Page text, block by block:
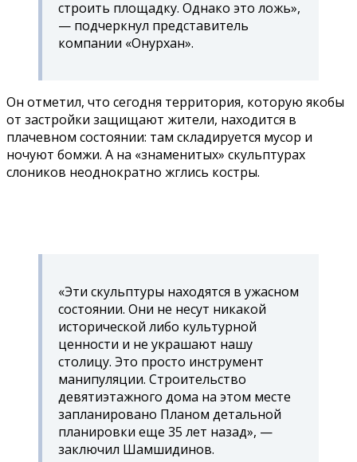
строить площадку. Однако это ложь»,
— подчеркнул представитель
компании «Онурхан».
Он отметил, что сегодня территория, которую якобы
от застройки защищают жители, находится в
плачевном состоянии: там складируется мусор и
ночуют бомжи. А на «знаменитых» скульптурах
слоников неоднократно жглись костры.
«Эти скульптуры находятся в ужасном
состоянии. Они не несут никакой
исторической либо культурной
ценности и не украшают нашу
столицу. Это просто инструмент
манипуляции. Строительство
девятиэтажного дома на этом месте
запланировано Планом детальной
планировки еще 35 лет назад», —
заключил Шамшидинов.